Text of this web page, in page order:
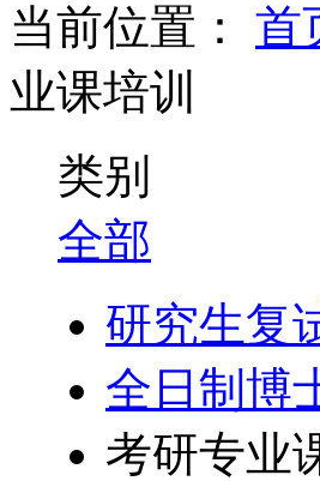
当前位置： 首
业课培训
类别
全部
研究生复
全日制博
考研专业